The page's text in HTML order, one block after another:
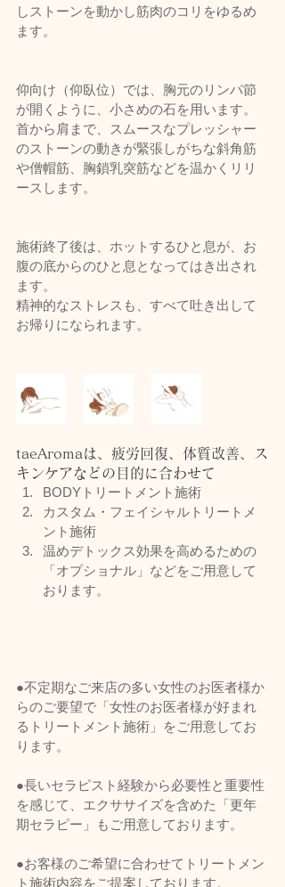
しストーンを動かし筋肉のコリをゆるめ
ます。
仰向け（仰臥位）では、胸元のリンパ節
が開くように、小さめの石を用います。
首から肩まで、スムースなプレッシャー
のストーンの動きが緊張しがちな斜角筋
や僧帽筋、胸鎖乳突筋などを温かくリリ
ースします。
施術終了後は、ホットするひと息が、お
腹の底からのひと息となってはき出され
ます。
精神的なストレスも、すべて吐き出して
お帰りになられます。
taeAromaは、疲労回復、体質改善、ス
キンケアなどの目的に合わせて
BODYトリートメント施術
カスタム・フェイシャルトリートメ
ント施術
温めデトックス効果を高めるための
「オプショナル」などをご用意して
おります。
●不定期なご来店の多い女性のお医者様か
らのご要望で「女性のお医者様が好まれ
るトリートメント施術」をご用意してお
ります。
●長いセラピスト経験から必要性と重要性
を感じて、エクササイズを含めた「更年
期セラピー」もご用意しております。
●お客様のご希望に合わせてトリートメン
ト施術内容をご提案しております。